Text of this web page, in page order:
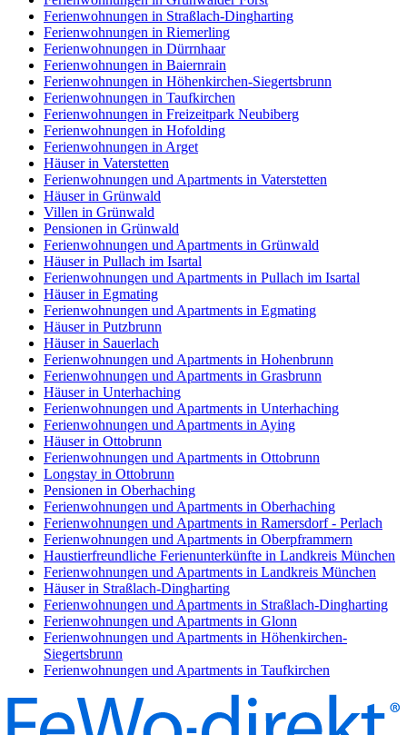
Ferienwohnungen in Straßlach-Dingharting
Ferienwohnungen in Riemerling
Ferienwohnungen in Dürrnhaar
Ferienwohnungen in Baiernrain
Ferienwohnungen in Höhenkirchen-Siegertsbrunn
Ferienwohnungen in Taufkirchen
Ferienwohnungen in Freizeitpark Neubiberg
Ferienwohnungen in Hofolding
Ferienwohnungen in Arget
Häuser in Vaterstetten
Ferienwohnungen und Apartments in Vaterstetten
Häuser in Grünwald
Villen in Grünwald
Pensionen in Grünwald
Ferienwohnungen und Apartments in Grünwald
Häuser in Pullach im Isartal
Ferienwohnungen und Apartments in Pullach im Isartal
Häuser in Egmating
Ferienwohnungen und Apartments in Egmating
Häuser in Putzbrunn
Häuser in Sauerlach
Ferienwohnungen und Apartments in Hohenbrunn
Ferienwohnungen und Apartments in Grasbrunn
Häuser in Unterhaching
Ferienwohnungen und Apartments in Unterhaching
Ferienwohnungen und Apartments in Aying
Häuser in Ottobrunn
Ferienwohnungen und Apartments in Ottobrunn
Longstay in Ottobrunn
Pensionen in Oberhaching
Ferienwohnungen und Apartments in Oberhaching
Ferienwohnungen und Apartments in Ramersdorf - Perlach
Ferienwohnungen und Apartments in Oberpframmern
Haustierfreundliche Ferienunterkünfte in Landkreis München
Ferienwohnungen und Apartments in Landkreis München
Häuser in Straßlach-Dingharting
Ferienwohnungen und Apartments in Straßlach-Dingharting
Ferienwohnungen und Apartments in Glonn
Ferienwohnungen und Apartments in Höhenkirchen-
Siegertsbrunn
Ferienwohnungen und Apartments in Taufkirchen